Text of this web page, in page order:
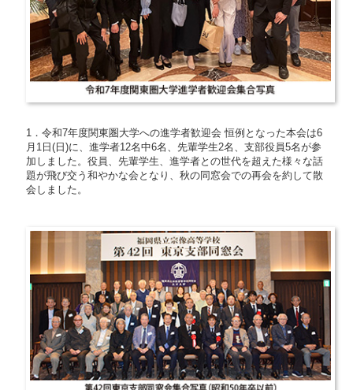
1．令和7年度関東圏大学への進学者歓迎会 恒例となった本会は6
月1日(日)に、進学者12名中6名、先輩学生2名、支部役員5名が参
加しました。役員、先輩学生、進学者との世代を超えた様々な話
題が飛び交う和やかな会となり、秋の同窓会での再会を約して散
会しました。